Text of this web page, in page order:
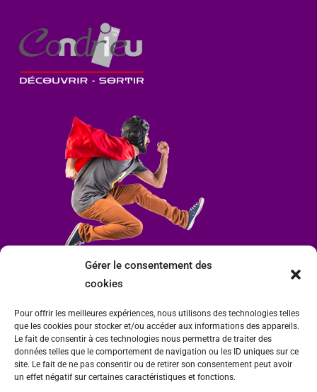
Gérer le consentement des
cookies
Pour offrir les meilleures expériences, nous utilisons des technologies telles
que les cookies pour stocker et/ou accéder aux informations des appareils.
Le fait de consentir à ces technologies nous permettra de traiter des
données telles que le comportement de navigation ou les ID uniques sur ce
site. Le fait de ne pas consentir ou de retirer son consentement peut avoir
un effet négatif sur certaines caractéristiques et fonctions.